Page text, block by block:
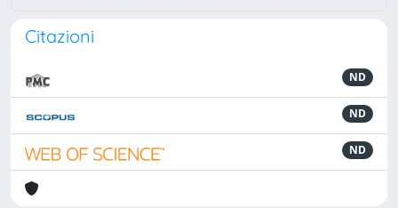
Citazioni
ND
ND
ND